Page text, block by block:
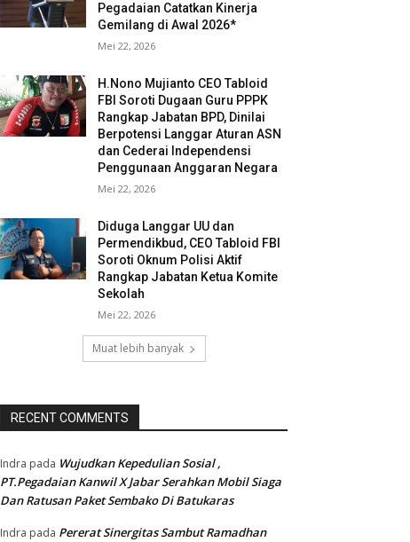
Pegadaian Catatkan Kinerja
Gemilang di Awal 2026*
Mei 22, 2026
H.Nono Mujianto CEO Tabloid
FBI Soroti Dugaan Guru PPPK
Rangkap Jabatan BPD, Dinilai
Berpotensi Langgar Aturan ASN
dan Cederai Independensi
Penggunaan Anggaran Negara
Mei 22, 2026
Diduga Langgar UU dan
Permendikbud, CEO Tabloid FBI
Soroti Oknum Polisi Aktif
Rangkap Jabatan Ketua Komite
Sekolah
Mei 22, 2026
Muat lebih banyak
RECENT COMMENTS
Indra pada Wujudkan Kepedulian Sosial ,
PT.Pegadaian Kanwil X Jabar Serahkan Mobil Siaga
Dan Ratusan Paket Sembako Di Batukaras
Indra pada Pererat Sinergitas Sambut Ramadhan